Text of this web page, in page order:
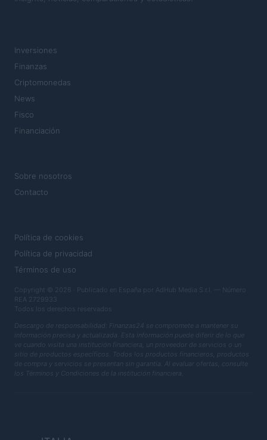
Inversiones
Finanzas
Criptomonedas
News
Fisco
Financiación
Sobre nosotros
Contacto
Política de cookies
Política de privacidad
Términos de uso
Copyright © 2026 · Publicado en España por AdHub Media S.r.l. — Número
REA 2729933
Todos los derechos reservados
Descargo de responsabilidad: Finanzas24 se compromete a mantener su
información precisa y actualizada. Esta información puede diferir de lo que
ve cuando visita una institución financiera, un proveedor de servicios o un
sitio de productos específicos. Todos los productos financieros, productos
de compra y servicios se presentan sin garantía. Al evaluar ofertas, consulte
los Términos y Condiciones de la institución financiera.